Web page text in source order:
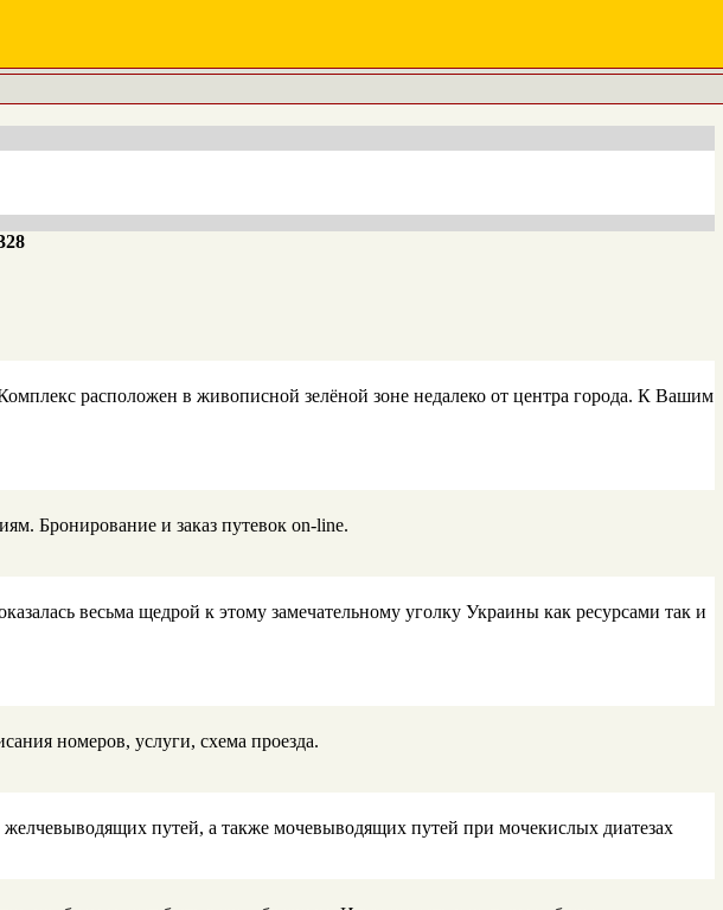
расположен в живописной зелёной зоне недалеко от центра города. К Вашим
Бронирование и заказ путевок on-line.
весьма щедрой к этому замечательному уголку Украины как ресурсами так и
номеров, услуги, схема проезда.
путей, а также мочевыводящих путей при мочекислых диатезах